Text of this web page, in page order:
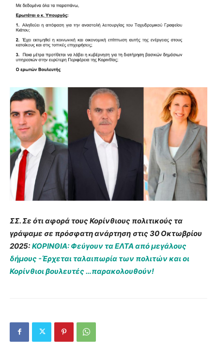
ΣΣ. Σε ότι αφορά τους Κορίνθιους πολιτικούς τα
γράψαμε σε πρόσφατη ανάρτηση στις 30 Οκτωβρίου
2025: ΚΟΡΙΝΘΙΑ: Φεύγουν τα ΕΛΤΑ από μεγάλους
δήμους -Έρχεται ταλαιπωρία των πολιτών και οι
Κορίνθιοι βουλευτές …παρακολουθούν!